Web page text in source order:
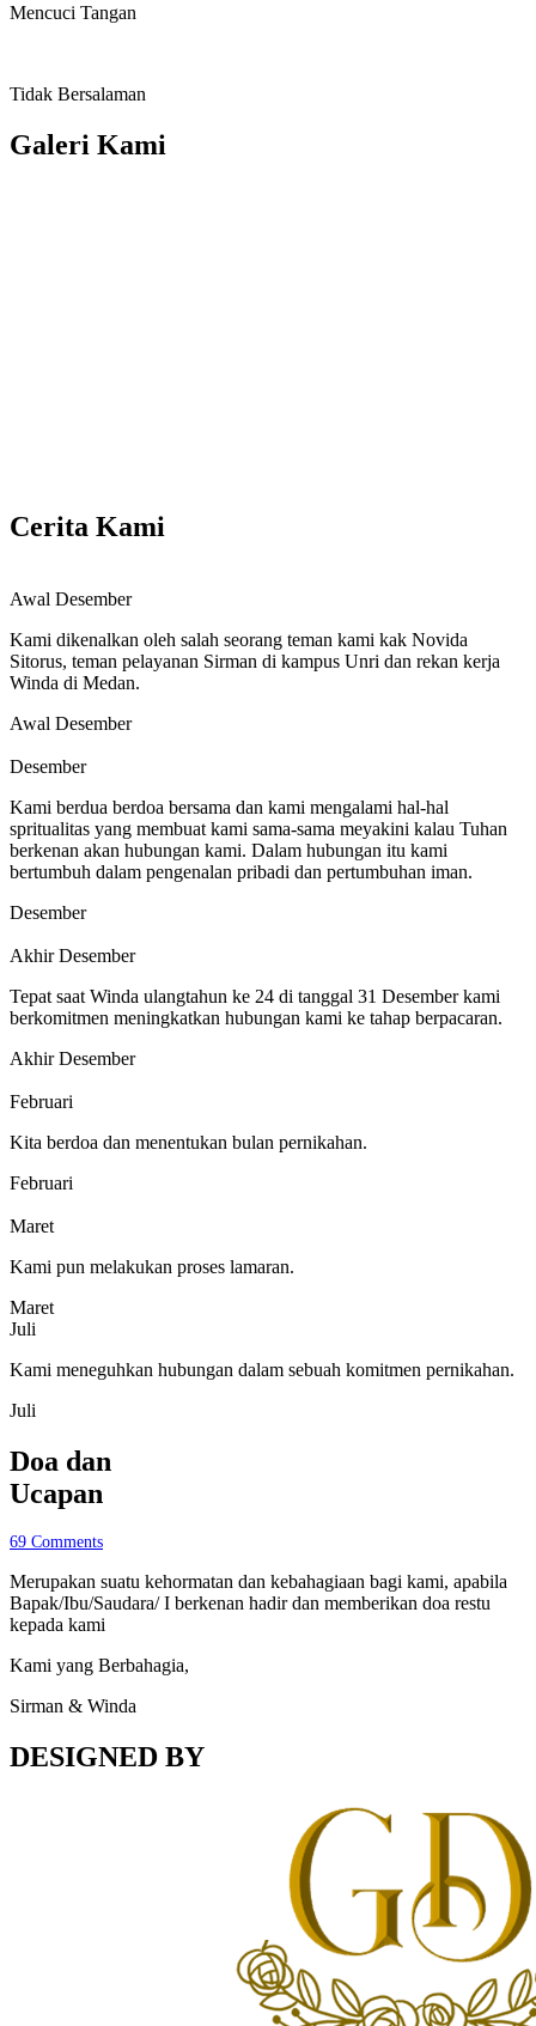
Mencuci Tangan
Tidak Bersalaman
Galeri Kami
Cerita Kami
Awal Desember
Kami dikenalkan oleh salah seorang teman kami kak Novida
Sitorus, teman pelayanan Sirman di kampus Unri dan rekan kerja
Winda di Medan.
Awal Desember
Desember
Kami berdua berdoa bersama dan kami mengalami hal-hal
spritualitas yang membuat kami sama-sama meyakini kalau Tuhan
berkenan akan hubungan kami. Dalam hubungan itu kami
bertumbuh dalam pengenalan pribadi dan pertumbuhan iman.
Desember
Akhir Desember
Tepat saat Winda ulangtahun ke 24 di tanggal 31 Desember kami
berkomitmen meningkatkan hubungan kami ke tahap berpacaran.
Akhir Desember
Februari
Kita berdoa dan menentukan bulan pernikahan.
Februari
Maret
Kami pun melakukan proses lamaran.
Maret
Juli
Kami meneguhkan hubungan dalam sebuah komitmen pernikahan.
Juli
Doa dan
Ucapan
69 Comments
Merupakan suatu kehormatan dan kebahagiaan bagi kami, apabila
Bapak/Ibu/Saudara/ I berkenan hadir dan memberikan doa restu
kepada kami
Kami yang Berbahagia,
Sirman & Winda
DESIGNED BY